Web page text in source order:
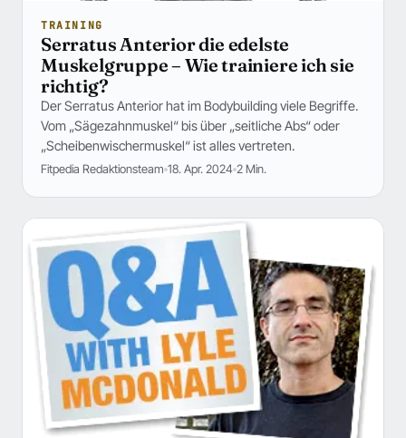
TRAINING
Serratus Anterior die edelste
Muskelgruppe – Wie trainiere ich sie
richtig?
Der Serratus Anterior hat im Bodybuilding viele Begriffe.
Vom „Sägezahnmuskel“ bis über „seitliche Abs“ oder
„Scheibenwischermuskel“ ist alles vertreten.
Fitpedia Redaktionsteam 18. Apr. 2024 2 Min.